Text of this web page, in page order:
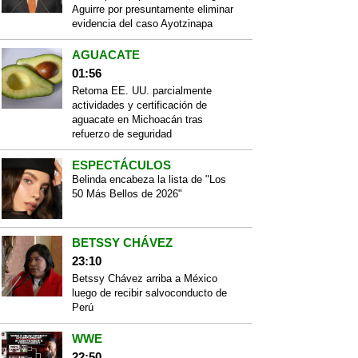
Aguirre por presuntamente eliminar
evidencia del caso Ayotzinapa
AGUACATE
01:56
Retoma EE. UU. parcialmente
actividades y certificación de
aguacate en Michoacán tras
refuerzo de seguridad
ESPECTÁCULOS
Belinda encabeza la lista de "Los
50 Más Bellos de 2026"
BETSSY CHÁVEZ
23:10
Betssy Chávez arriba a México
luego de recibir salvoconducto de
Perú
WWE